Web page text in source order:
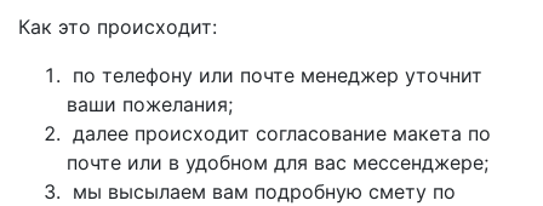
Как это происходит:
по телефону или почте менеджер уточнит
ваши пожелания;
далее происходит согласование макета по
почте или в удобном для вас мессенджере;
мы высылаем вам подробную смету по